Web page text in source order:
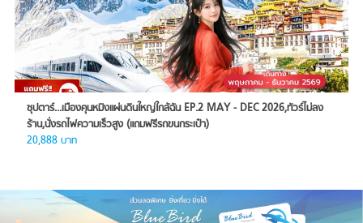
ซุปตาร์...เมืองคุนหมิงแผ่นดินใหญ่ใกล้ฉัน EP.2 MAY - DEC 2026,ทัวร์ไม่ลง
ร้าน,นั่งรถไฟความเร็วสูง (แถมฟรีรถขนกระเป๋า)
20,888 บาท